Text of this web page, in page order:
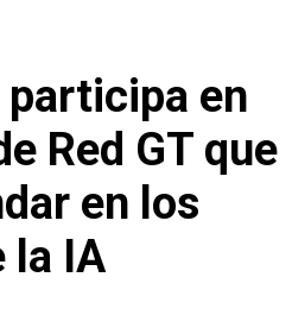
participa en
Red GT que
en los
la IA